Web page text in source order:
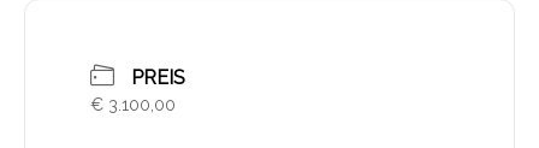
PREIS
€ 3.100,00